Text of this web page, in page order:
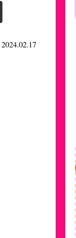
2024.02.17